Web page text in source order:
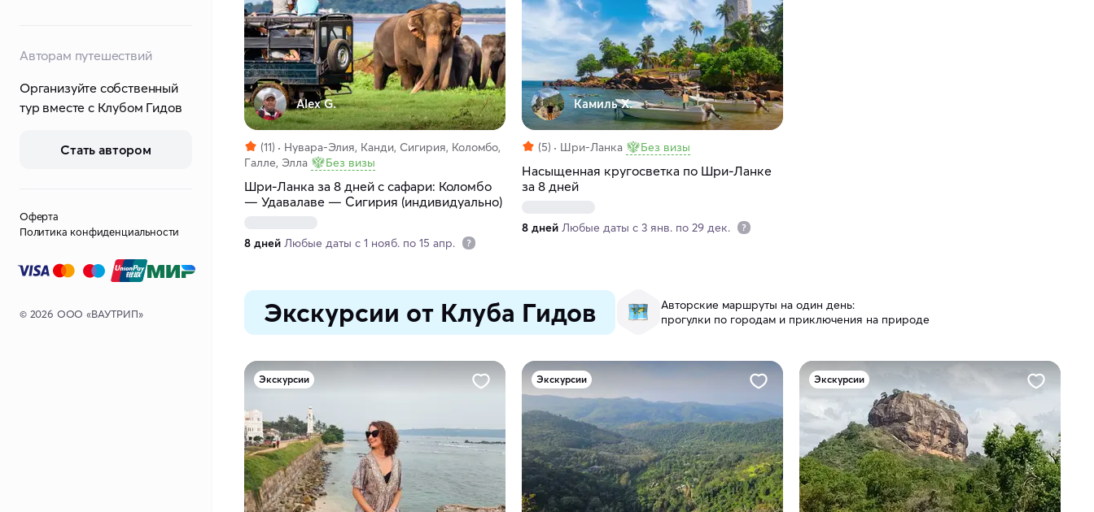
Авторам путешествий
Организуйте собственный
тур вместе с Клубом Гидов
Стать автором
Оферта
Политика конфиденциальности
© 2026 ООО «ВАУТРИП»
Alex G.
(11)
Нувара-Элия, Канди, Сигирия, Коломбо,
Галле, Элла
Без визы
Шри-Ланка за 8 дней с сафари: Коломбо
— Удавалаве — Сигирия (индивидуально)
8 дней Любые даты с 1 нояб. по 15 апр.
Камиль Х.
(5) Шри-Ланка Без визы
Насыщенная кругосветка по Шри-Ланке
за 8 дней
8 дней Любые даты с 3 янв. по 29 дек.
Экскурсии от Клуба Гидов
Авторские маршруты на один день:
прогулки по городам и приключения на природе
Экскурсии Экскурсии Экскурсии